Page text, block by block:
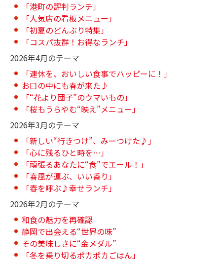
「港町の評判ランチ」
「人気店の看板メニュー」
「初夏のどんぶり特集」
「コスパ抜群！お得なランチ」
2026年4月のテーマ
「連休を、おいしい食事でハッピーに！」
お口の中にも春が来た♪
「“花より団子”のウマいもの」
「桜もうらやむ“映え”メニュー」
2026年3月のテーマ
「新しい“行きつけ”、みーつけた♪」
「心に残るひと時を…」
「頑張るあなたに“食”でエール！」
「春風が運ぶ、いい香り」
「春を呼ぶ♪幸せランチ」
2026年2月のテーマ
和食の魅力を再確認
静岡で出会える“世界の味”
その美味しさに“金メダル”
「冬を乗り切るポカポカごはん」